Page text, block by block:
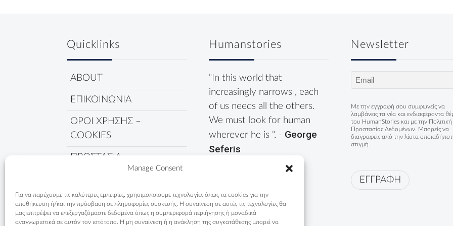
Manage Consent
Για να παρέχουμε τις καλύτερες εμπειρίες, χρησιμοποιούμε τεχνολογίες όπως τα cookies για την
αποθήκευση ή/και την πρόσβαση σε πληροφορίες συσκευής. Η συναίνεση σε αυτές τις τεχνολογίες θα
μας επιτρέψει να επεξεργαζόμαστε δεδομένα όπως η συμπεριφορά περιήγησης ή μοναδικά
αναγνωριστικά σε αυτόν τον ιστότοπο. Η μη συναίνεση ή η ανάκληση της συγκατάθεσης μπορεί να
Quicklinks
ABOUT
ΕΠΙΚΟΙΝΩΝΙΑ
ΟΡΟΙ ΧΡΗΣΗΣ –
COOKIES
ΠΡΟΣΤΑΣΙΑ
ΔΕΔΟΜΕΝΩΝ
ΠΟΛΙΤΙΚΗ COOKIES
Humanstories
"In this world that
increasingly narrows , each
of us needs all the others.
We must look for human
wherever he is ". - George
Seferis
Newsletter
Email(Required)
Με την εγγραφή σου συμφωνείς να
λαμβάνεις τα νέα και ενδιαφέροντα
του HumanStories και με την
Πολιτική
Προστασίας Δεδομένων. Μπορείς να
διαγραφείς από την λίστα
στιγμή.
ΕΓΓΡΑΦΗ